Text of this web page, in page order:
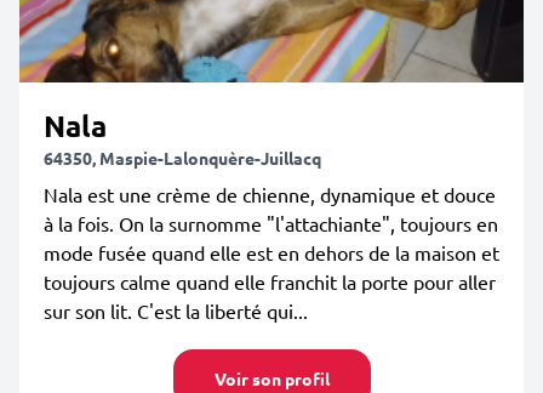
Nala
64350, Maspie-Lalonquère-Juillacq
Nala est une crème de chienne, dynamique et douce
à la fois. On la surnomme "l'attachiante", toujours en
mode fusée quand elle est en dehors de la maison et
toujours calme quand elle franchit la porte pour aller
sur son lit. C'est la liberté qui...
Voir son profil